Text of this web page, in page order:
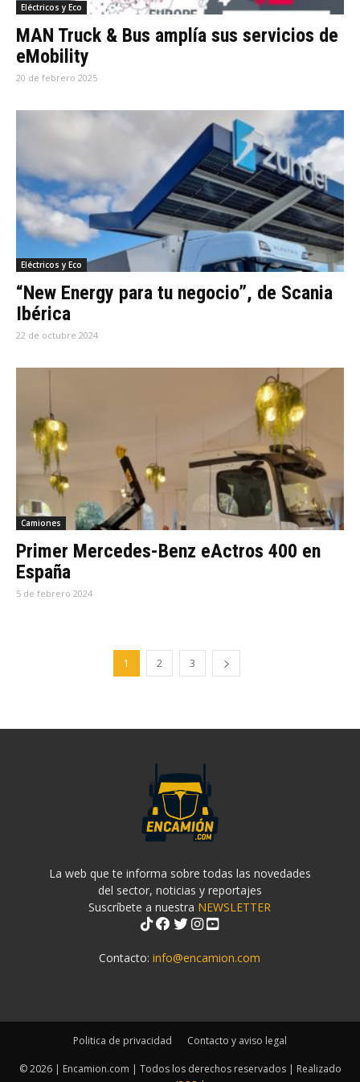
Eléctricos y Eco
MAN Truck & Bus amplía sus servicios de
eMobility
20 de febrero 2025
Eléctricos y Eco
“New Energy para tu negocio”, de Scania
Ibérica
22 de octubre 2024
Camiones
Primer Mercedes-Benz eActros 400 en
España
5 de febrero 2024
1 2 3
La web que te informa sobre todas las novedades
del sector, noticias y reportajes
Suscríbete a nuestra NEWSLETTER
Contacto:info@encamion.com
Politica de privacidad Contacto y aviso legal
© 2026 | Encamion.com | Todos los derechos reservados | Realizado